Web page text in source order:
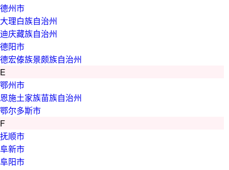
德州市
大理白族自治州
迪庆藏族自治州
德阳市
德宏傣族景颇族自治州
E
鄂州市
恩施土家族苗族自治州
鄂尔多斯市
F
抚顺市
阜新市
阜阳市